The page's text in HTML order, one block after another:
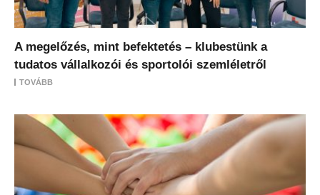
A megelőzés, mint befektetés – klubestünk a
tudatos vállalkozói és sportolói szemléletről
TOVÁBB